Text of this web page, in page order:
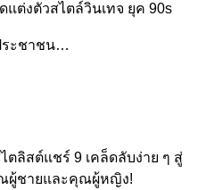
ต่งตัวสไตล์วินเทจ ยุค 90s
ระชาชน…
ตลิสต์แชร์ 9 เคล็ดลับง่าย ๆ สู่
ผู้ชายและคุณผู้หญิง!